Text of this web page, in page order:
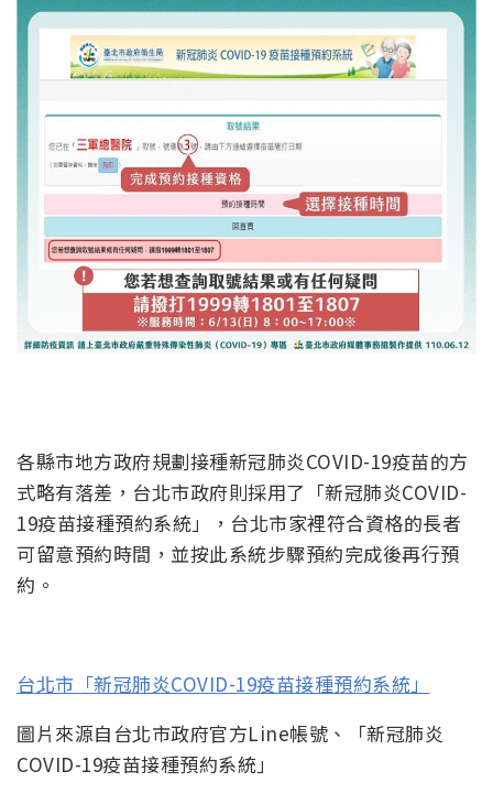
各縣市地方政府規劃接種新冠肺炎COVID-19疫苗的方
式略有落差，台北市政府則採用了「新冠肺炎COVID-
19疫苗接種預約系統」，台北市家裡符合資格的長者
可留意預約時間，並按此系統步驟預約完成後再行預
約。
台北市「新冠肺炎COVID-19疫苗接種預約系統」
圖片來源自台北市政府官方Line帳號、「新冠肺炎
COVID-19疫苗接種預約系統」